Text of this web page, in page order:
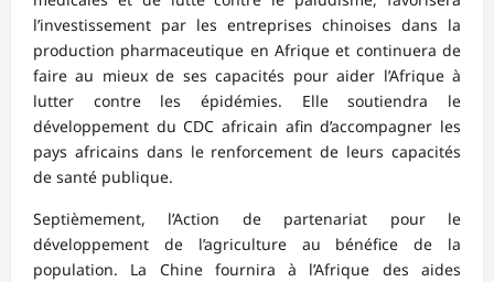
l’investissement par les entreprises chinoises dans la
production pharmaceutique en Afrique et continuera de
faire au mieux de ses capacités pour aider l’Afrique à
lutter contre les épidémies. Elle soutiendra le
développement du CDC africain afin d’accompagner les
pays africains dans le renforcement de leurs capacités
de santé publique.
Septièmement, l’Action de partenariat pour le
développement de l’agriculture au bénéfice de la
population. La Chine fournira à l’Afrique des aides